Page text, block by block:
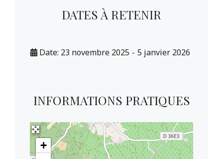
DATES À RETENIR
Date: 23 novembre 2025 - 5 janvier 2026
INFORMATIONS PRATIQUES
+